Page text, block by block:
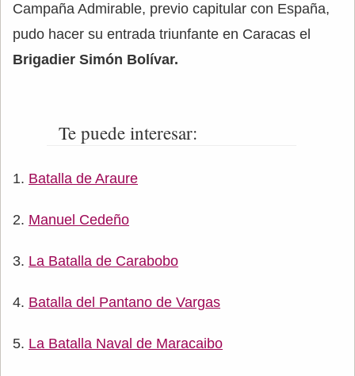
Campaña Admirable, previo capitular con España,
pudo hacer su entrada triunfante en Caracas el
Brigadier Simón Bolívar.
Te puede interesar:
Batalla de Araure
Manuel Cedeño
La Batalla de Carabobo
Batalla del Pantano de Vargas
La Batalla Naval de Maracaibo